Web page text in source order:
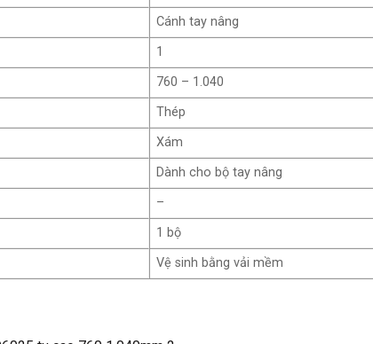
Cánh tay nâng
1
760 – 1.040
Thép
Xám
Dành cho bộ tay nâng
–
1 bộ
Vệ sinh bằng vải mềm